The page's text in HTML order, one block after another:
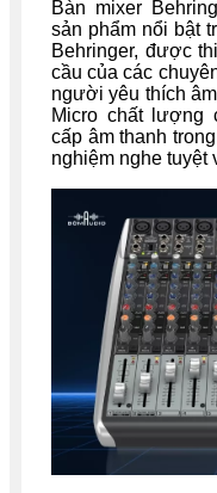
Bàn mixer
sản phẩm nổi bật
Behringer, được
cầu của các
người yêu thích
Micro chất lượng
cấp âm thanh
nghiệm nghe tuyệt